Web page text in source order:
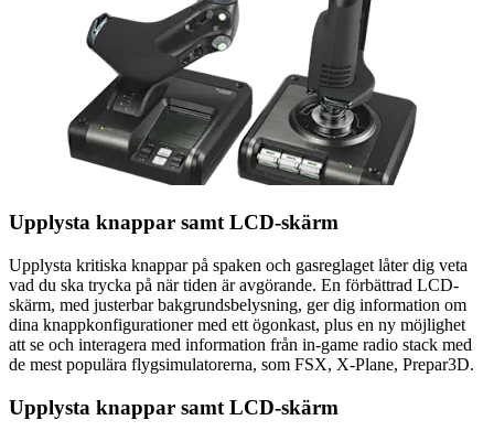
Upplysta knappar samt LCD-skärm
Upplysta kritiska knappar på spaken och gasreglaget låter dig veta
vad du ska trycka på när tiden är avgörande. En förbättrad LCD-
skärm, med justerbar bakgrundsbelysning, ger dig information om
dina knappkonfigurationer med ett ögonkast, plus en ny möjlighet
att se och interagera med information från in-game radio stack med
de mest populära flygsimulatorerna, som FSX, X-Plane, Prepar3D.
Upplysta knappar samt LCD-skärm